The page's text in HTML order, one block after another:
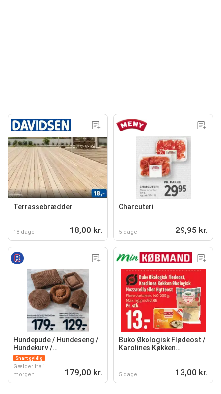
Terrassebrædder
18 dage 18,00 kr.
Charcuteri
5 dage 29,95 kr.
Hundepude / Hundeseng /
Hundekurv /
Hunde-/kattehule
Snart gyldig
Gælder fra i
morgen
179,00 kr.
Buko Økologisk Flødeost /
Karolines Køkken
5 dage 13,00 kr.